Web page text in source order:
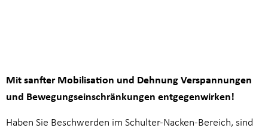
Mit sanfter Mobilisation und Dehnung Verspannungen
und Bewegungseinschränkungen entgegenwirken!
Haben Sie Beschwerden im Schulter-Nacken-Bereich, sind